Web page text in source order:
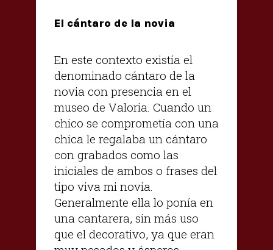
El cántaro de la novia
En este contexto existía el
denominado cántaro de la
novia con presencia en el
museo de Valoria. Cuando un
chico se comprometía con una
chica le regalaba un cántaro
con grabados como las
iniciales de ambos o frases del
tipo viva mi novia.
Generalmente ella lo ponía en
una cantarera, sin más uso
que el decorativo, ya que eran